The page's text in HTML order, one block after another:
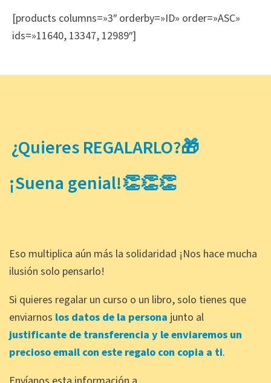
[products columns=»3″ orderby=»ID» order=»ASC»
ids=»11640, 13347, 12989″]
¿Quieres REGALARLO?🎁
¡Suena genial!👏👏👏
Eso multiplica aún más la solidaridad ¡Nos hace mucha
ilusión solo pensarlo!
Si quieres regalar un curso o un libro, solo tienes que
enviarnos los datos de la persona junto al
justificante de transferencia y le enviaremos un
precioso email con este regalo con copia a ti.